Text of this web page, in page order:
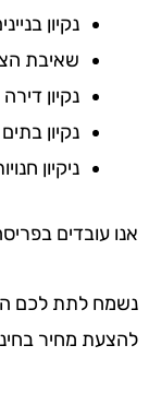
נקיון
שאיבת
נקיון
נקיון
ניקיון
אנו עובדים
נשמח לתת לכם
להצעת מחיר